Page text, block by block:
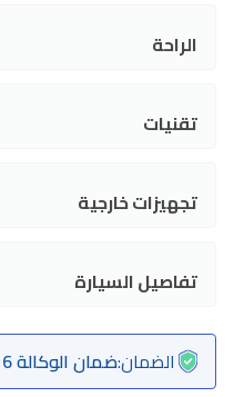
الراحة
تقنيات
تجهيزات خارجية
تفاصيل السيارة
الضمان:ضمان الوكالة 6 سنوات 150000 كم